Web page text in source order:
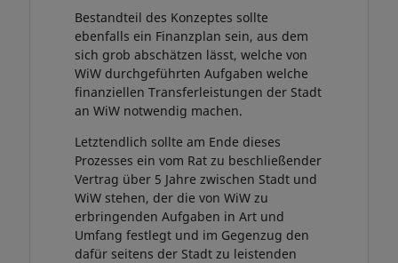
Bestandteil des Konzeptes sollte
ebenfalls ein Finanzplan sein, aus dem
sich grob abschätzen lässt, welche von
WiW durchgeführten Aufgaben welche
finanziellen Transferleistungen der Stadt
an WiW notwendig machen.
Letztendlich sollte am Ende dieses
Prozesses ein vom Rat zu beschließender
Vertrag über 5 Jahre zwischen Stadt und
WiW stehen, der die von WiW zu
erbringenden Aufgaben in Art und
Umfang festlegt und im Gegenzug den
dafür seitens der Stadt zu leistenden